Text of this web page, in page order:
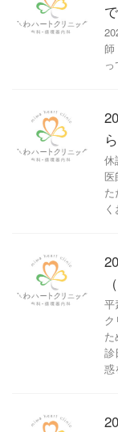
休
医
平
診
惑